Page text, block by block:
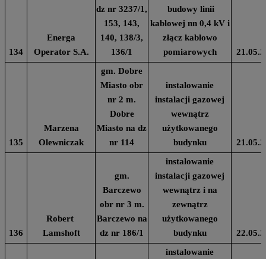
134
Energa
Operator S.A.
dz nr 3237/1,
153, 143,
140, 138/3,
136/1
budowy linii
kablowej nn 0,4 kV i
złącz kablowo
pomiarowych
135
Marzena
Olewniczak
gm. Dobre
Miasto obr
nr 2 m.
Dobre
Miasto na dz
nr 114
instalowanie
instalacji gazowej
wewnątrz
użytkowanego
budynku
136
Robert
Lamshoft
gm.
Barczewo
obr nr 3 m.
Barczewo na
dz nr 186/1
instalowanie
instalacji gazowej
wewnątrz i na
zewnątrz
użytkowanego
budynku
instalowanie